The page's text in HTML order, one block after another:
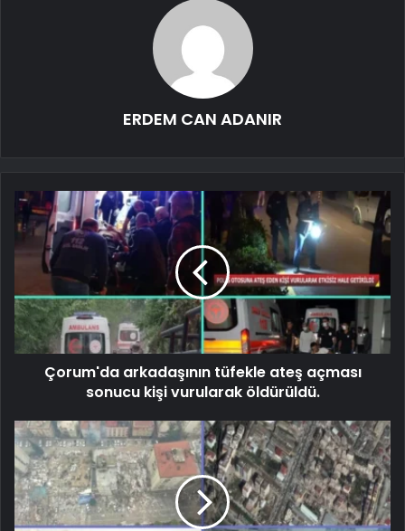
ERDEM CAN ADANIR
Çorum'da arkadaşının tüfekle ateş açması
sonucu kişi vurularak öldürüldü.